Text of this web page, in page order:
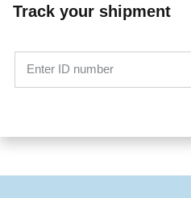
Track your shipment
Enter ID number